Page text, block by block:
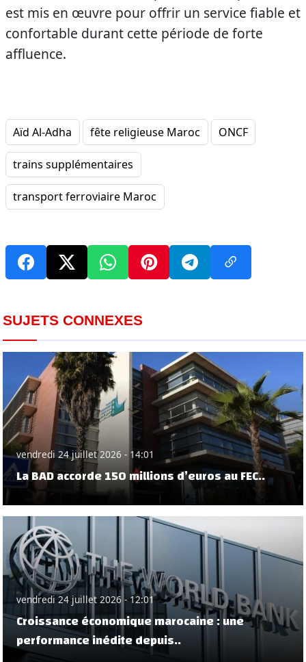
est mis en œuvre pour offrir un service fiable et
confortable durant cette période de forte
affluence.
Aïd Al-Adha fête religieuse Maroc ONCF
trains supplémentaires
transport ferroviaire Maroc
SUJETS CONNEXES
vendredi 24 juillet 2026 - 14:01
La BAD accorde 150 millions d’euros au FEC..
vendredi 24 juillet 2026 - 12:01
Croissance économique marocaine : une
performance inédite depuis..